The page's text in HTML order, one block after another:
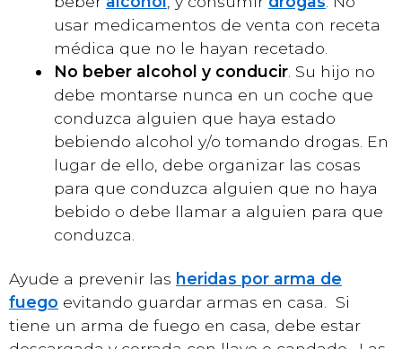
usar medicamentos de venta con receta
médica que no le hayan recetado.
No beber alcohol y conducir . Su hijo no
debe montarse nunca en un coche que
conduzca alguien que haya estado
bebiendo alcohol y/o tomando drogas. En
lugar de ello, debe organizar las cosas
para que conduzca alguien que no haya
bebido o debe llamar a alguien para que
conduzca.
Ayude a prevenir las heridas por arma de
fuego evitando guardar armas en casa. Si
tiene un arma de fuego en casa, debe estar